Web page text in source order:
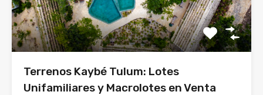
Terrenos Kaybé Tulum: Lotes
Unifamiliares y Macrolotes en Venta